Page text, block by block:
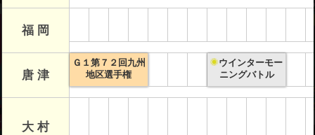
福 岡
唐 津
Ｇ１第７２回九州
地区選手権
ウインターモー
ニングバトル
大 村